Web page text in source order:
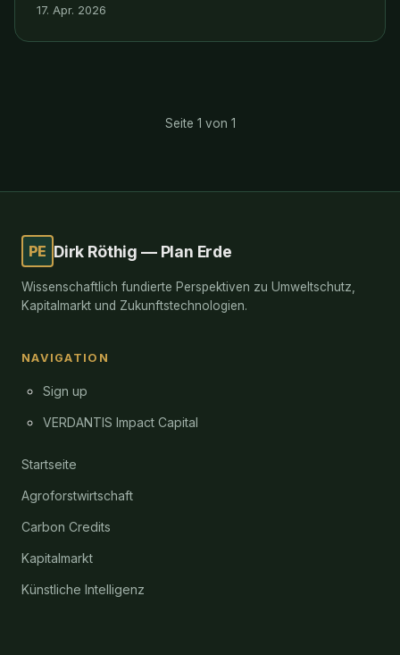
17. Apr. 2026
Seite 1 von 1
PE Dirk Röthig — Plan Erde
Wissenschaftlich fundierte Perspektiven zu Umweltschutz,
Kapitalmarkt und Zukunftstechnologien.
NAVIGATION
Sign up
VERDANTIS Impact Capital
Startseite
Agroforstwirtschaft
Carbon Credits
Kapitalmarkt
Künstliche Intelligenz